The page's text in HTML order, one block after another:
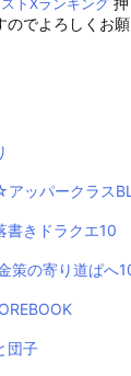
トXランキング
でよろしくお願
アッパークラス
書きドラクエ10
策の寄り道ぱへ
団子